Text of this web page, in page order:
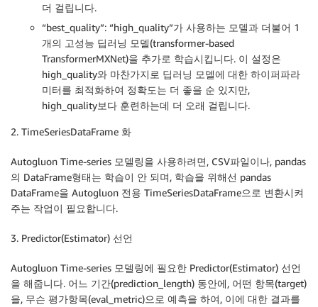
더 걸립니다.
“best_quality”: “high_quality”가 사용하는 모델과 더불어 1
개의 고성능 딥러닝 모델(transformer-based
TransformerMXNet)을 추가로 학습시킵니다. 이 설정은
high_quality와 마찬가지로 딥러닝 모델에 대한 하이퍼파라
미터를 최적화하여 정확도는 더 좋을 순 있지만,
high_quality보다 훈련하는데 더 오래 걸립니다.
2. TimeSeriesDataFrame 화
Autogluon Time-series 모델링을 사용하려면, CSV파일이나, pandas
의 DataFrame형태는 학습이 안 되며, 학습을 위해선 pandas
DataFrame을 Autogluon 전용 TimeSeriesDataFrame으로 변환시켜
주는 작업이 필요합니다.
3. Predictor(Estimator) 선언
Autogluon Time-series 모델링에 필요한 Predictor(Estimator) 선언
을 해줍니다. 어느 기간(prediction_length) 동안에, 어떤 항목(target)
을, 무슨 평가항목(eval_metric)으로 예측을 하여, 이에 대한 결과를